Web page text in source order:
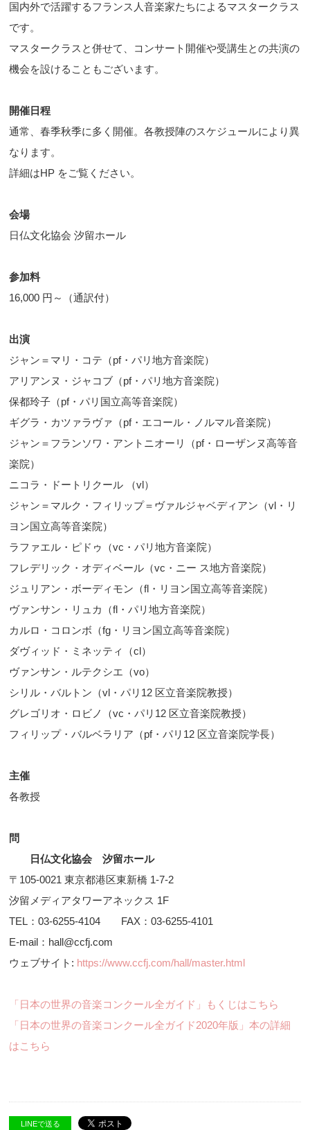
国内外で活躍するフランス人音楽家たちによるマスタークラス
です。
マスタークラスと併せて、コンサート開催や受講生との共演の
機会を設けることもございます。
開催日程
通常、春季秋季に多く開催。各教授陣のスケジュールにより異
なります。
詳細はHP をご覧ください。
会場
日仏文化協会 汐留ホール
参加料
16,000 円～（通訳付）
出演
ジャン＝マリ・コテ（pf・パリ地方音楽院）
アリアンヌ・ジャコブ（pf・パリ地方音楽院）
保都玲子（pf・パリ国立高等音楽院）
ギグラ・カツァラヴァ（pf・エコール・ノルマル音楽院）
ジャン＝フランソワ・アントニオーリ（pf・ローザンヌ高等音
楽院）
ニコラ・ドートリクール （vl）
ジャン＝マルク・フィリップ＝ヴァルジャベディアン（vl・リ
ヨン国立高等音楽院）
ラファエル・ピドゥ（vc・パリ地方音楽院）
フレデリック・オディベール（vc・ニー ス地方音楽院）
ジュリアン・ボーディモン（fl・リヨン国立高等音楽院）
ヴァンサン・リュカ（fl・パリ地方音楽院）
カルロ・コロンボ（fg・リヨン国立高等音楽院）
ダヴィッド・ミネッティ（cl）
ヴァンサン・ルテクシエ（vo）
シリル・バルトン（vl・パリ12 区立音楽院教授）
グレゴリオ・ロビノ（vc・パリ12 区立音楽院教授）
フィリップ・バルベラリア（pf・パリ12 区立音楽院学長）
主催
各教授
問
日仏文化協会 汐留ホール
〒105-0021 東京都港区東新橋 1-7-2
汐留メディアタワーアネックス 1F
TEL：03-6255-4104 FAX：03-6255-4101
E-mail：hall@ccfj.com
ウェブサイト: https://www.ccfj.com/hall/master.html
「日本の世界の音楽コンクール全ガイド」もくじはこちら
「日本の世界の音楽コンクール全ガイド2020年版」本の詳細
はこちら
LINEで送る